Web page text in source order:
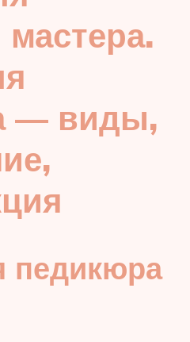
— виды,
педикюра